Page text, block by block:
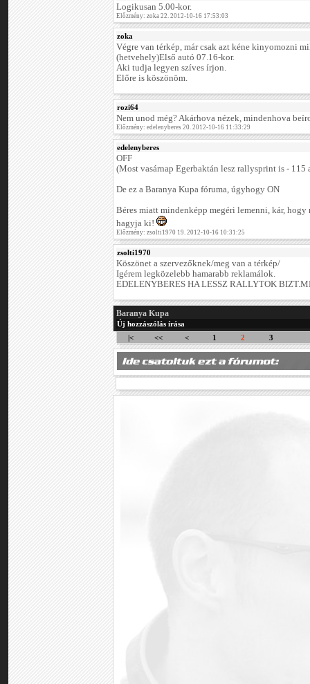
Logikusan 5.00-kor.
Előzmény: zoka 22. 2012-10-16 17:53:03
zoka
Végre van térkép, már csak azt kéne kinyomozni
(hetvehely)Első autó 07.16-kor.
Aki tudja legyen szíves írjon.
Előre is köszönöm.
rozi64
Nem unod még? Akárhova nézek, mindenhova
Előzmény: edelenyberes 20. 2012-10-16 11:33:29
edelenyberes
OFF
(Most vasárnap Egerbaktán lesz rallysprint is - 115
De ez a Baranya Kupa fóruma, úgyhogy ON
Béres miatt mindenképp megéri lemenni, kár,
hagyja ki!
Előzmény: zsolti1970 19. 2012-10-16 10:31:25
zsolti1970
Köszönet a szervezőknek/meg van a térkép/
Igérem legközelebb hamarabb reklamálok.
EDELENYBERES HA LESSZ RALLYTOK
Baranya Kupa
Új hozzászólás írása
|<
<< < 1 2 3